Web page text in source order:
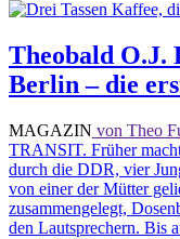
Theobald O.J.
Berlin – die
MAGAZIN von Theo
TRANSIT. Früher
durch die DDR, vier
von einer der Mütter
zusammengelegt,
den Lautsprechern. Bis